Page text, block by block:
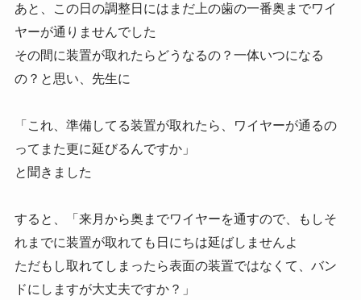
あと、この日の調整日にはまだ上の歯の一番奥までワイ
ヤーが通りませんでした
その間に装置が取れたらどうなるの？一体いつになる
の？と思い、先生に
「これ、準備してる装置が取れたら、ワイヤーが通るの
ってまた更に延びるんですか」
と聞きました
すると、「来月から奥までワイヤーを通すので、もしそ
れまでに装置が取れても日にちは延ばしませんよ
ただもし取れてしまったら表面の装置ではなくて、バン
ドにしますが大丈夫ですか？」